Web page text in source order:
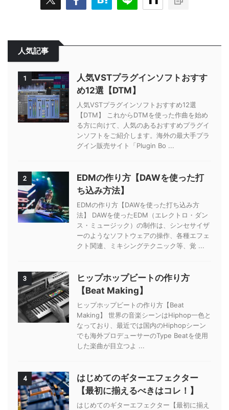
人気記事
1
人気VSTプラグインソフトおすす
め12選【DTM】
人気VSTプラグインソフトおすすめ12選
【DTM】 これからDTMを使った作曲を始め
る方に向けて、人気のあるおすすめプラグイ
ンソフトをご紹介します。海外の最大手プラ
グイン販売サイト「Plugin Bo ...
2
EDMの作り方【DAWを使った打
ち込み方法】
EDMの作り方【DAWを使った打ち込み方
法】 DAWを使ったEDM（エレクトロ・ダン
ス・ミュージック）の制作は、シンセサイザ
ーのようなソフトウェアの操作、各種エフェ
クト関連、ミキシングテクニック等、覚 ...
3
ヒップホップビートの作り方
【Beat Making】
ヒップホップビートの作り方【Beat
Making】 世界の音楽シーンはHiphop一色と
なっており、最近では国内のHiphopシーン
でも海外プロデューサーのType Beatを使用
した楽曲が目立つよ ...
4
はじめてのギターエフェクター
【最初に揃えるべきはコレ！】
はじめてのギターエフェクター【最初に揃え